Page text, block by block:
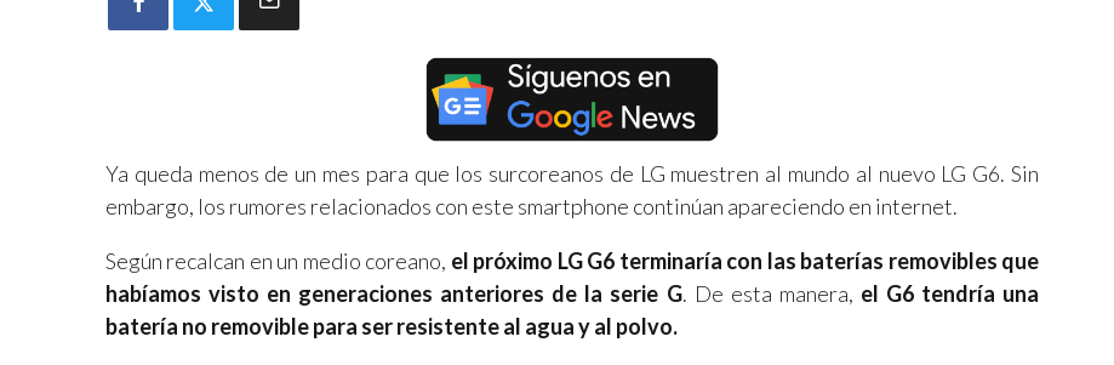
Ya queda menos de un mes para que los surcoreanos de LG muestren al mundo al nuevo LG G6. Sin
embargo, los rumores relacionados con este smartphone continúan apareciendo en internet.
Según recalcan en un medio coreano, el próximo LG G6 terminaría con las baterías removibles que
habíamos visto en generaciones anteriores de la serie G. De esta manera, el G6 tendría una
batería no removible para ser resistente al agua y al polvo.